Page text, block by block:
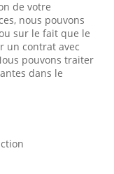
de votre
nous pouvons
sur le fait que le
un contrat avec
pouvons traiter
dans le